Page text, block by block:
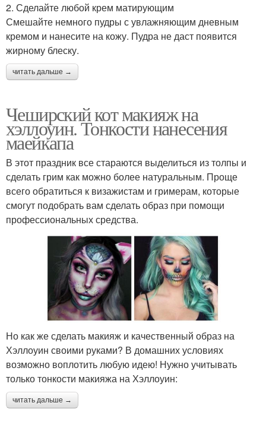
2. Сделайте любой крем матирующим
Смешайте немного пудры с увлажняющим дневным
кремом и нанесите на кожу. Пудра не даст появится
жирному блеску.
читать дальше →
Чеширский кот макияж на
хэллоуин. Тонкости нанесения
маейкапа
В этот праздник все стараются выделиться из толпы и
сделать грим как можно более натуральным. Проще
всего обратиться к визажистам и гримерам, которые
смогут подобрать вам сделать образ при помощи
профессиональных средства.
Но как же сделать макияж и качественный образ на
Хэллоуин своими руками? В домашних условиях
возможно воплотить любую идею! Нужно учитывать
только тонкости макияжа на Хэллоуин:
читать дальше →